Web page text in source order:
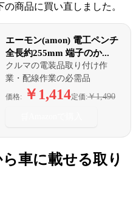
商品に買い直しました。
エーモン(amon) 電工ペンチ
全長約255mm 端子のか...
クルマの電装品取り付け作
業・配線作業の必需品
価格: ￥1,414定価:￥1,490
車に載せる取り